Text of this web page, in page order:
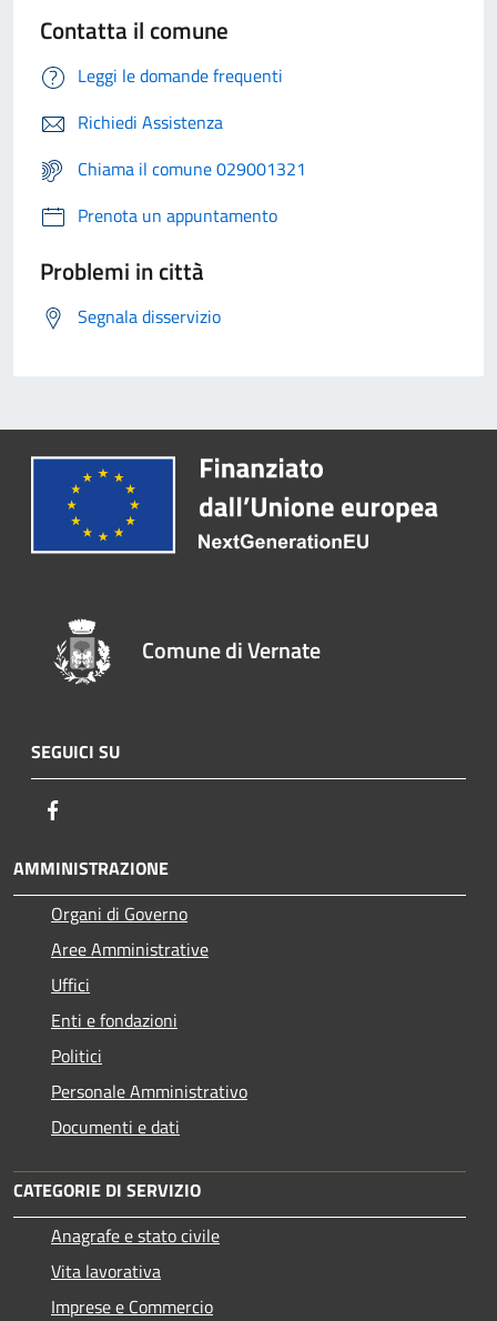
Contatta il comune
Leggi le domande frequenti
Richiedi Assistenza
Chiama il comune 029001321
Prenota un appuntamento
Problemi in città
Segnala disservizio
Comune di Vernate
SEGUICI SU
AMMINISTRAZIONE
Organi di Governo
Aree Amministrative
Uffici
Enti e fondazioni
Politici
Personale Amministrativo
Documenti e dati
CATEGORIE DI SERVIZIO
Anagrafe e stato civile
Vita lavorativa
Imprese e Commercio